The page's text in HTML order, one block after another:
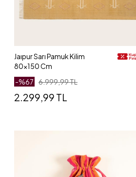
Jaıpur Sarı Pamuk Kilim
80x150 Cm
-%67 6.999,99 TL
2.299,99 TL